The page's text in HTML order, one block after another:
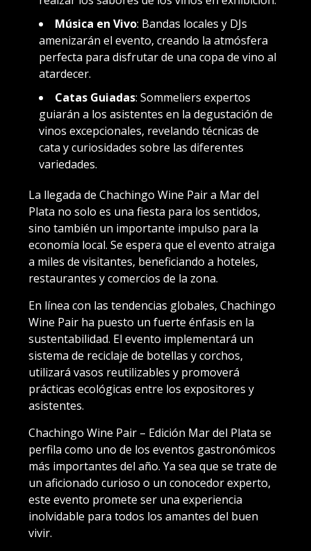
Música en Vivo: Bandas locales y DJs
amenizarán el evento, creando la atmósfera
perfecta para disfrutar de una copa de vino al
atardecer.
Catas Guiadas: Sommeliers expertos
guiarán a los asistentes en la degustación de
vinos excepcionales, revelando técnicas de
cata y curiosidades sobre las diferentes
variedades.
La llegada de Chachingo Wine Pair a Mar del
Plata no solo es una fiesta para los sentidos,
sino también un importante impulso para la
economía local. Se espera que el evento atraiga
a miles de visitantes, beneficiando a hoteles,
restaurantes y comercios de la zona.
En línea con las tendencias globales, Chachingo
Wine Pair ha puesto un fuerte énfasis en la
sustentabilidad. El evento implementará un
sistema de reciclaje de botellas y corchos,
utilizará vasos reutilizables y promoverá
prácticas ecológicas entre los expositores y
asistentes.
Chachingo Wine Pair – Edición Mar del Plata se
perfila como uno de los eventos gastronómicos
más importantes del año. Ya sea que se trate de
un aficionado curioso o un conocedor experto,
este evento promete ser una experiencia
inolvidable para todos los amantes del buen
vivir.